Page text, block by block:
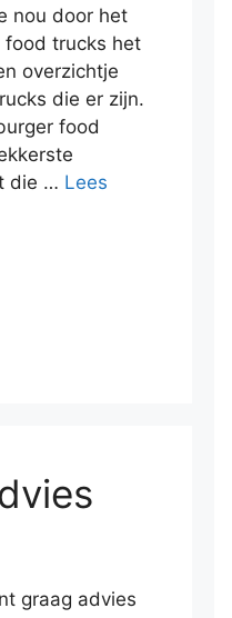
nou door het
food trucks het
overzichtje
die er zijn.
food
die … Lees
graag advies